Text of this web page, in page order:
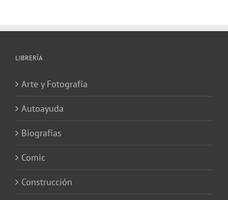
LIBRERÍA
Arte y Fotografía
Autoayuda
Biografías
Comic
Construcción